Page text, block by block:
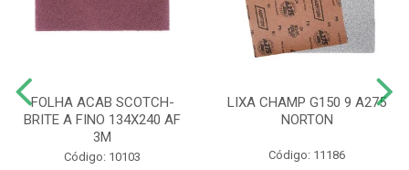
FOLHA ACAB SCOTCH-
BRITE A FINO 134X240 AF
3M
Código: 10103
LIXA CHAMP G150 9 A275
NORTON
Código: 11186